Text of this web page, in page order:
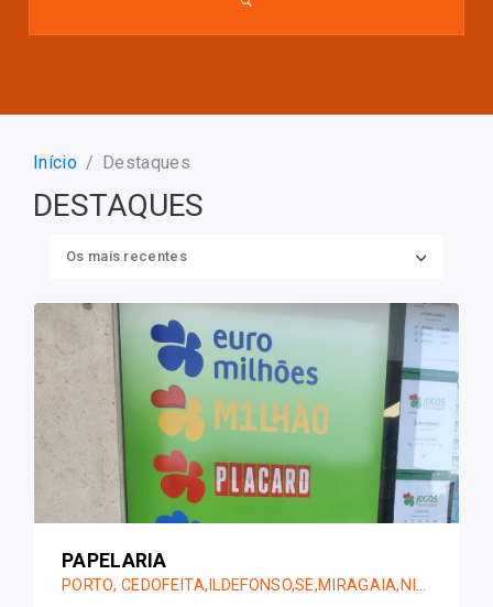
Início Destaques
DESTAQUES
Os mais recentes
PAPELARIA
PORTO, CEDOFEITA,ILDEFONSO,SÉ,MIRAGAIA,NICOLAU,VITÓRIA